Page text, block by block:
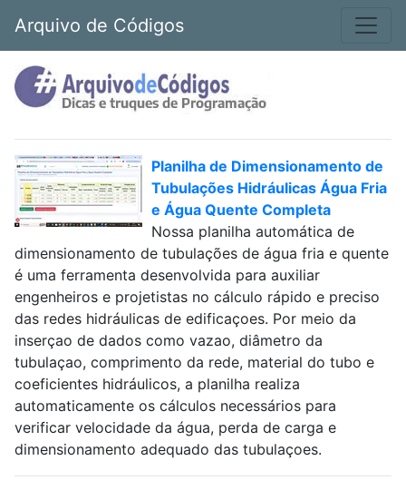
Arquivo de Códigos
Planilha de Dimensionamento de
Tubulações Hidráulicas Água Fria
e Água Quente Completa
Nossa planilha automática de
dimensionamento de tubulações de água fria e quente
é uma ferramenta desenvolvida para auxiliar
engenheiros e projetistas no cálculo rápido e preciso
das redes hidráulicas de edificaçoes. Por meio da
inserçao de dados como vazao, diâmetro da
tubulaçao, comprimento da rede, material do tubo e
coeficientes hidráulicos, a planilha realiza
automaticamente os cálculos necessários para
verificar velocidade da água, perda de carga e
dimensionamento adequado das tubulaçoes.